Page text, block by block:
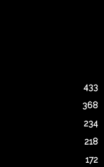
433
368
234
218
172